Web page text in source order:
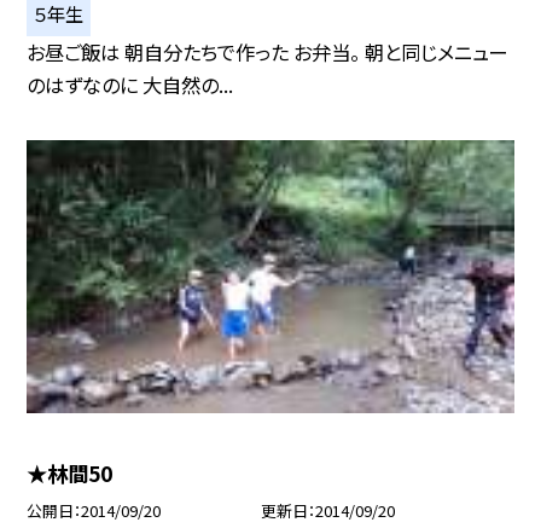
５年生
お昼ご飯は 朝自分たちで作った お弁当。 朝と同じメニュー
のはずなのに 大自然の...
★林間50
公開日 2014/09/20 更新日 2014/09/20